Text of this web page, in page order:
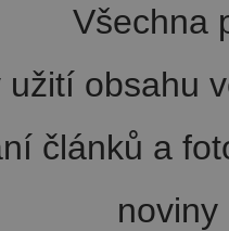
Všechna
užití obsahu
článků a